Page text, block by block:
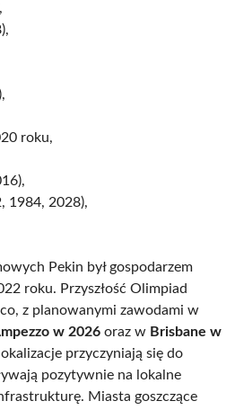
roku,
1984, 2028),
Pekin był gospodarzem
roku. Przyszłość Olimpiad
z planowanymi zawodami w
w 2026 oraz w Brisbane w
przyczyniają się do
pozytywnie na lokalne
Miasta goszczące